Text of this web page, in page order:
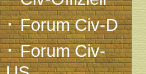
·Forum Civ-D
·Forum Civ-